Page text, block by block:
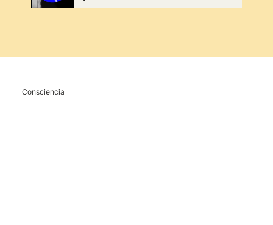
Consciencia